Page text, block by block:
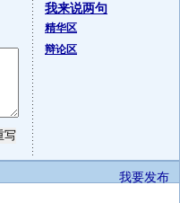
我来说两句
精华区
辩论区
我要发布